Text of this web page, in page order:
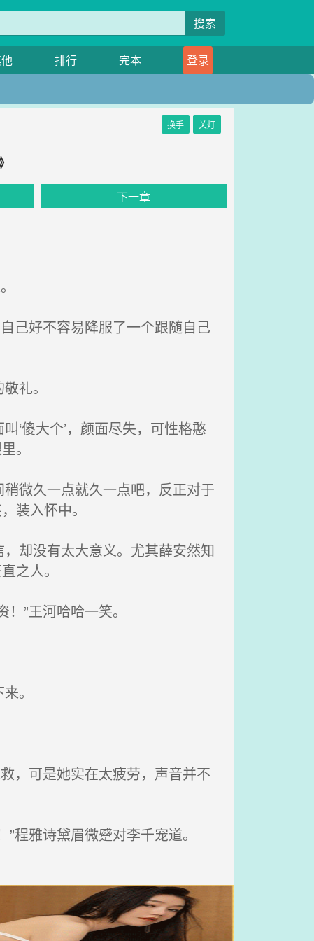
搜索
排行 完本
登录
换手 关灯
下一章
己好不容易降服了一个跟随自己
礼。
‘傻大个’，颜面尽失，可性格憨
。
微久一点就久一点吧，反正对于
装入怀中。
却没有太大意义。尤其薛安然知
之人。
”王河哈哈一笑。
。
，可是她实在太疲劳，声音并不
雅诗黛眉微蹙对李千宠道。